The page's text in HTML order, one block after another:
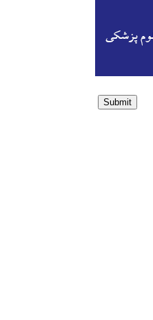
Submit